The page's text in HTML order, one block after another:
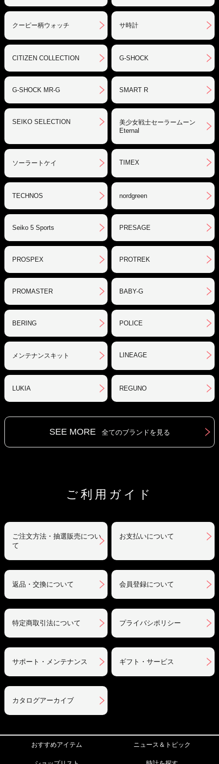
クーピー柄ウォッチ サ時計
CITIZEN COLLECTION G-SHOCK
G-SHOCK MR-G SMART R
SEIKO SELECTION
美少女戦士セーラームーン
Eternal
ソーラートケイ TIMEX
TECHNOS nordgreen
Seiko 5 Sports PRESAGE
PROSPEX PROTREK
PROMASTER BABY-G
BERING POLICE
メンテナンスキット LINEAGE
LUKIA REGUNO
SEE MORE 全てのブランドを見る
ご利用ガイド
ご注文方法・抽選販売につい
て
お支払いについて
返品・交換について 会員登録について
特定商取引法について プライバシポリシー
サポート・メンテナンス ギフト・サービス
カタログアーカイブ
おすすめアイテム ニュース＆トピック